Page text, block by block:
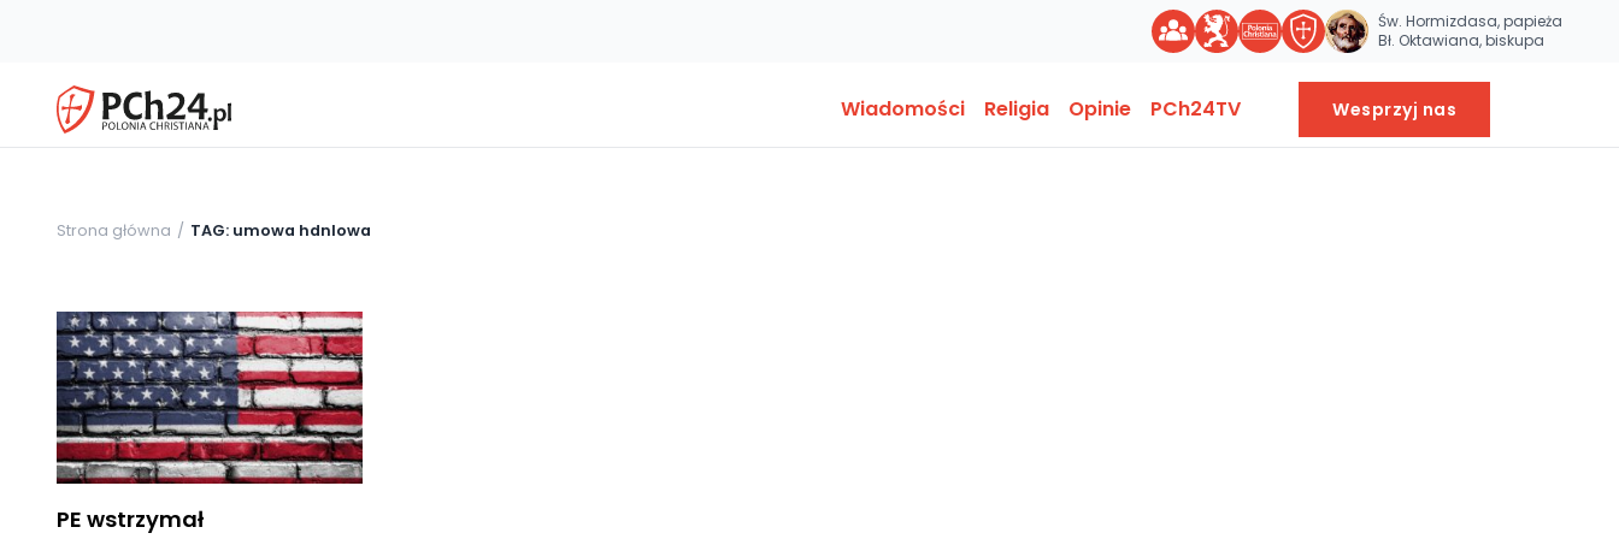
Św. Hormizdasa, papieża
Bł. Oktawiana, biskupa
Wiadomości Religia Opinie PCh24TV Wesprzyj nas
Strona główna TAG: umowa hdnlowa
PE wstrzymał